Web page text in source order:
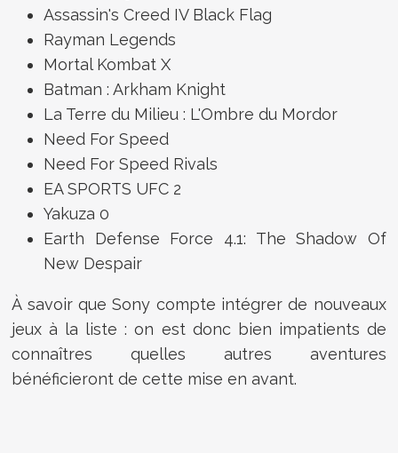
Assassin's Creed IV Black Flag
Rayman Legends
Mortal Kombat X
Batman : Arkham Knight
La Terre du Milieu : L'Ombre du Mordor
Need For Speed
Need For Speed Rivals
EA SPORTS UFC 2
Yakuza 0
Earth Defense Force 4.1: The Shadow Of
New Despair
À savoir que Sony compte intégrer de nouveaux
jeux à la liste : on est donc bien impatients de
connaîtres quelles autres aventures
bénéficieront de cette mise en avant.